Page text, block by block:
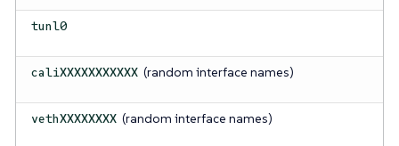
tunl0
caliXXXXXXXXXXX (random interface names)
vethXXXXXXXX (random interface names)